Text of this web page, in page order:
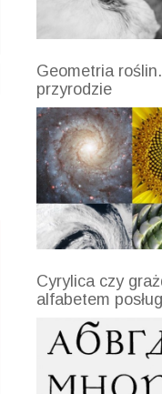
Geometria
przyrodzie
Cyrylica czy
alfabetem